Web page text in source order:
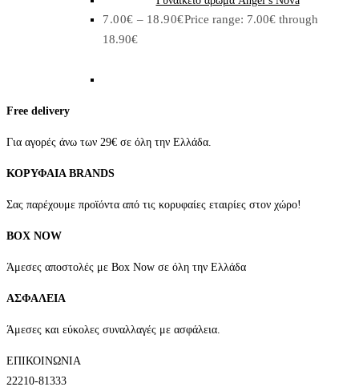
7.00€ – 18.90€Price range: 7.00€ through
18.90€
Free delivery
Για αγορές άνω των 29€ σε όλη την Ελλάδα.
ΚΟΡΥΦΑΙΑ BRANDS
Σας παρέχουμε προϊόντα από τις κορυφαίες εταιρίες στον χώρο!
BOX NOW
Άμεσες αποστολές με Box Now σε όλη την Ελλάδα
ΑΣΦΑΛΕΙΑ
Άμεσες και εύκολες συναλλαγές με ασφάλεια.
ΕΠΙΚΟΙΝΩΝΙΑ
22210-81333